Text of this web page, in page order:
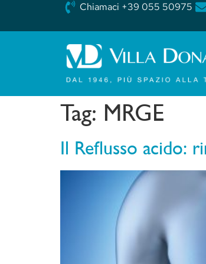
Chiamaci +39 055 50975
Tag: MRGE
Il Reflusso acido: